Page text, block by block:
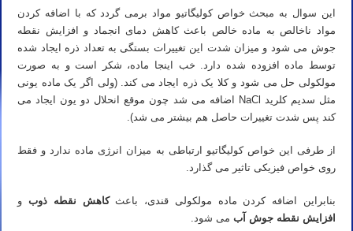
این سوال به مبحث خواص کولیگاتیو مواد برمی گردد که با اضافه کردن
مواد ناخالص به ماده خالص باعث کاهش دمای انجماد و افزایش نقطه
جوش می شود و میزان شدت این تغییرات بستگی به تعداد ذره ایجاد شده
توسط ماده افزوده شده دارد. خب اینجا ماده، شکر است و به صورت
مولکولی حل می شود و کلا یک ذره ایجاد می کند. (ولی اگر یک ماده یونی
مثل سدیم کلرید NaCl اضافه می شد چون موقع انحلال دو یون ایجاد می
کند پس شدت تغییرات حاصل هم بیشتر می شد).
از طرفی این خواص کولیگاتیو ارتباطی به میزان انرژی ماده ندارد و فقط
روی خواص فیزیکی تاثیر می گذارد.
بنابراین اضافه کردن ماده مولکولی قندی، باعثکاهش نقطه ذوبو
افزایش نقطه جوش آب می شود.